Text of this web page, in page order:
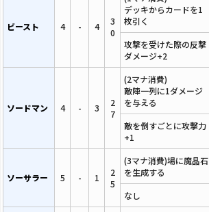
ビースト 4 - 4
3
0
デッキからカードを1
枚引く
攻撃を受けた際の反撃
ダメージ+2
ソードマン 4 - 3
2
7
(2マナ消費)
敵陣一列に1ダメージ
を与える
敵を倒すごとに攻撃力
+1
ソーサラー 5 - 1
2
5
(3マナ消費)場に魔晶石
を生成する
なし